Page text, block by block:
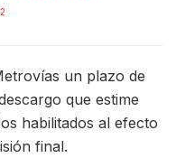
un plazo de
que estime
habilitados al efecto
final.